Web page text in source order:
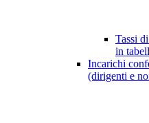
Tassi
in
Incarichi
(dirigenti e